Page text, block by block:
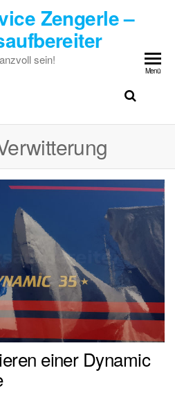
Zengerle –
sein!
Menü
einer Dynamic